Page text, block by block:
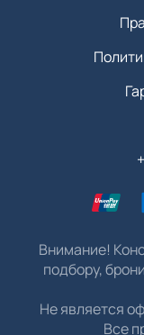
Внимание!
подбору,
Не является
Все